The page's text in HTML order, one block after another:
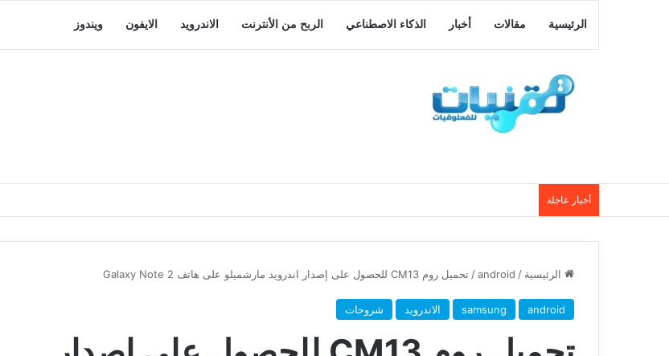
الرئيسية مقالات أخبار الذكاء الاصطناعي الربح من الأنترنت الاندرويد الايفون ويندوز
أخبار عاجلة
الرئيسية /
android
/ تحميل روم CM13 للحصول على إصدار اندرويد مارشميلو على هاتف Galaxy Note 2
android
samsung الاندرويد شروحات